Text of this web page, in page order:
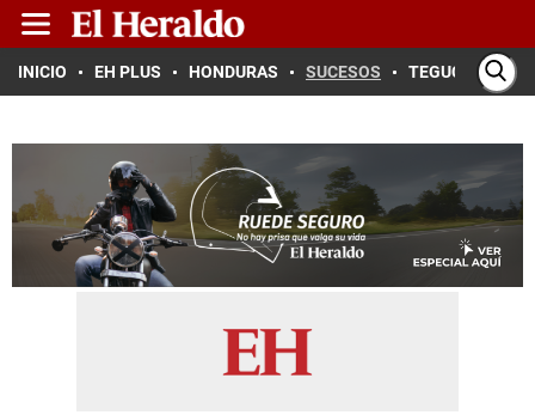
INICIO EH PLUS HONDURAS SUCESOS TEGUCIGALPA